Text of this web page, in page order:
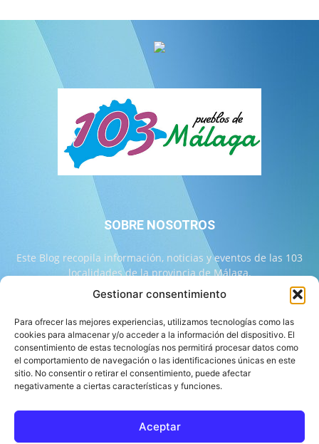
Gestionar consentimiento
Para ofrecer las mejores experiencias, utilizamos tecnologías como las
cookies para almacenar y/o acceder a la información del dispositivo. El
consentimiento de estas tecnologías nos permitirá procesar datos como
el comportamiento de navegación o las identificaciones únicas en este
sitio. No consentir o retirar el consentimiento, puede afectar
negativamente a ciertas características y funciones.
Aceptar
SOBRE NOSOTROS
Este Blog recopila información, noticias y eventos de las 103
localidades de la provincia de Málaga.
Contáctanos: info@103malaga.com
SÍGUENOS